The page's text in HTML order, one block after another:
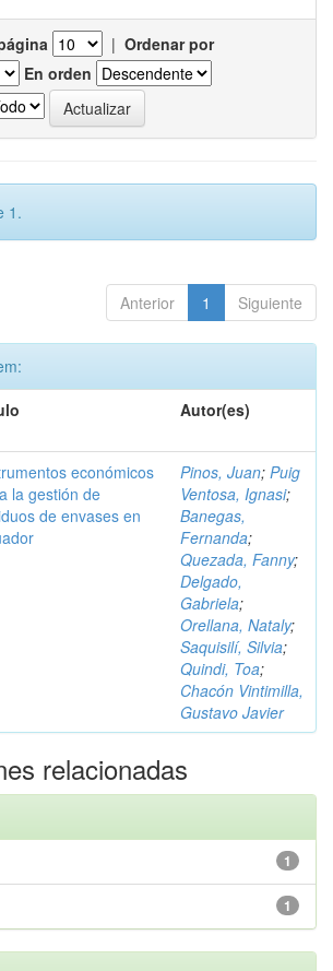
| Ordenar por
En orden
1.
Anterior 1 Siguiente
Autor(es)
económicos
la gestión de
de envases en
Pinos, Juan; Puig
Ventosa, Ignasi;
Banegas,
Fernanda;
Quezada, Fanny;
Delgado,
Gabriela;
Orellana, Nataly;
Saquisilí, Silvia;
Quindi, Toa;
Chacón Vintimilla,
Gustavo Javier
relacionadas
1
1